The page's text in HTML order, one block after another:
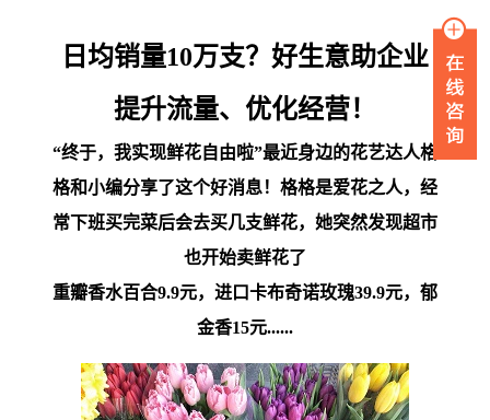
日均销量10万支？好生意助企业
提升流量、优化经营！
“终于，我实现鲜花自由啦”最近身边的花艺达人格
格和小编分享了这个好消息！格格是爱花之人，经
常下班买完菜后会去买几支鲜花，她突然发现超市
也开始卖鲜花了
重瓣香水百合9.9元，进口卡布奇诺玫瑰39.9元，郁
金香15元......